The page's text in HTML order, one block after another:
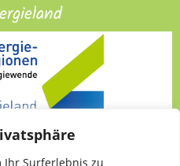
Ihr Surferlebnis zu